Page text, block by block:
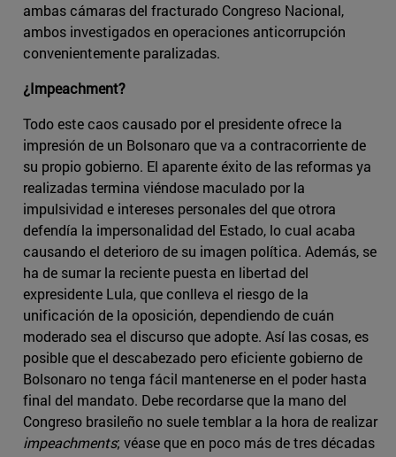
ambas cámaras del fracturado Congreso Nacional,
ambos investigados en operaciones anticorrupción
convenientemente paralizadas.
¿Impeachment?
Todo este caos causado por el presidente ofrece la
impresión de un Bolsonaro que va a contracorriente de
su propio gobierno. El aparente éxito de las reformas ya
realizadas termina viéndose maculado por la
impulsividad e intereses personales del que otrora
defendía la impersonalidad del Estado, lo cual acaba
causando el deterioro de su imagen política. Además, se
ha de sumar la reciente puesta en libertad del
expresidente Lula, que conlleva el riesgo de la
unificación de la oposición, dependiendo de cuán
moderado sea el discurso que adopte. Así las cosas, es
posible que el descabezado pero eficiente gobierno de
Bolsonaro no tenga fácil mantenerse en el poder hasta
final del mandato. Debe recordarse que la mano del
Congreso brasileño no suele temblar a la hora de realizar
impeachments; véase que en poco más de tres décadas